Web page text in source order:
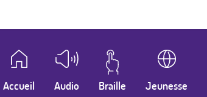
Accueil Audio Braille Jeunesse